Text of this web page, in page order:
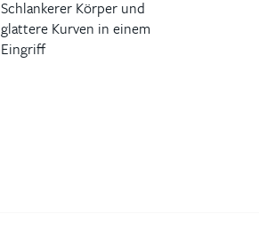
Schlankerer Körper und
glattere Kurven in einem
Eingriff